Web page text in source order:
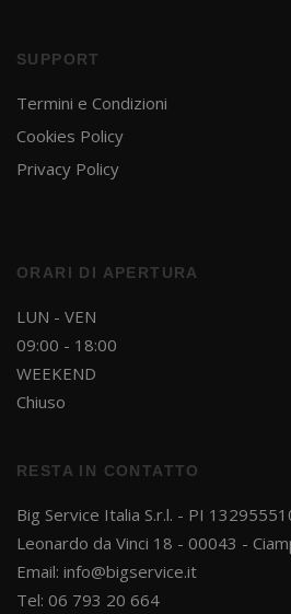
SUPPORT
Termini e Condizioni
Cookies Policy
Privacy Policy
ORARI DI APERTURA
LUN - VEN
09:00 - 18:00
WEEKEND
Chiuso
RESTA IN CONTATTO
Big Service Italia S.r.l. - PI
Leonardo da Vinci 18 - 00043 -
Email: info@bigservice.it
Tel: 06 793 20 664